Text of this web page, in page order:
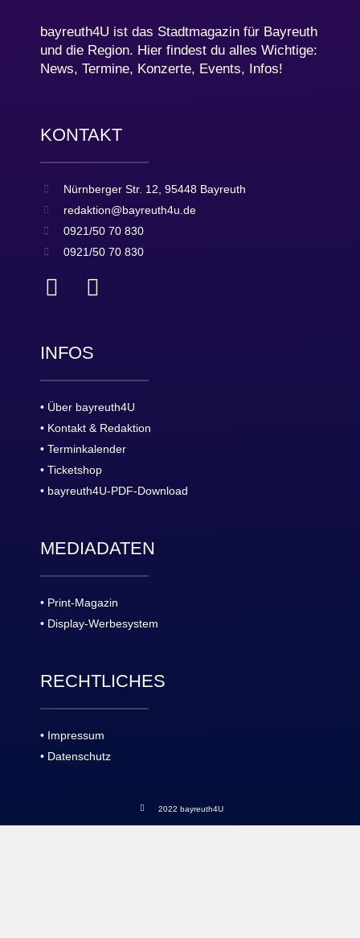
bayreuth4U ist das Stadtmagazin für Bayreuth
und die Region. Hier findest du alles Wichtige:
News, Termine, Konzerte, Events, Infos!
KONTAKT
Nürnberger Str. 12, 95448 Bayreuth
redaktion@bayreuth4u.de
0921/50 70 830
0921/50 70 830
INFOS
• Über bayreuth4U
• Kontakt & Redaktion
• Terminkalender
• Ticketshop
• bayreuth4U-PDF-Download
MEDIADATEN
• Print-Magazin
• Display-Werbesystem
RECHTLICHES
• Impressum
• Datenschutz
2022 bayreuth4U